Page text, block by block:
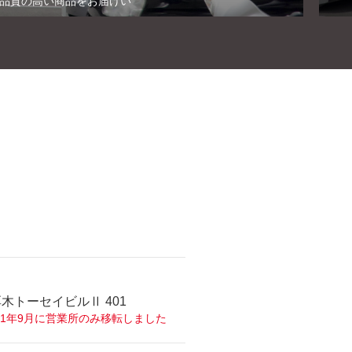
トーセイビルⅡ 401
年9月に営業所のみ移転しました